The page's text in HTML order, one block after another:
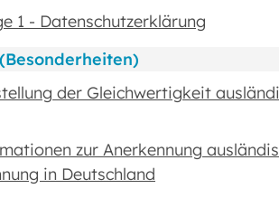
1 - Datenschutzerklärung
der Gleichwertigkeit
zur Anerkennung
in Deutschland